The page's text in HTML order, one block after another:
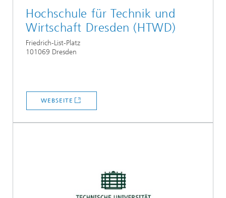
Hochschule für Technik und
Wirtschaft Dresden (HTWD)
Friedrich-List-Platz
101069 Dresden
WEBSEITE